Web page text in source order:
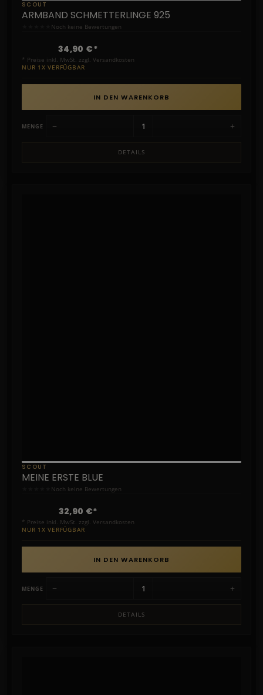
SCOUT
ARMBAND SCHMETTERLINGE 925
Noch keine Bewertungen
34,90 €*
* Preise inkl. MwSt. zzgl. Versandkosten
NUR 1X VERFÜGBAR
MENGE − +
IN DEN WARENKORB
DETAILS
SCOUT
MEINE ERSTE BLUE
Noch keine Bewertungen
32,90 €*
* Preise inkl. MwSt. zzgl. Versandkosten
NUR 1X VERFÜGBAR
MENGE − +
IN DEN WARENKORB
DETAILS